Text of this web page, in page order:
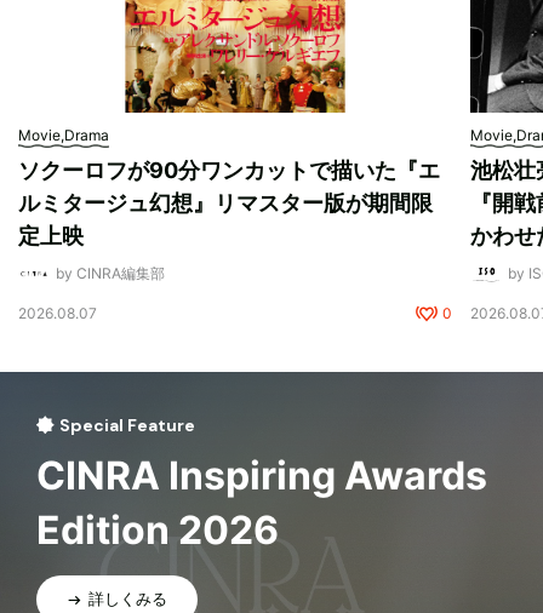
Movie,Drama
ソクーロフが90分ワンカットで描いた『エ
ルミタージュ幻想』リマスター版が期間限
定上映
by CINRA編集部
2026.08.07 0
池松壮
『開
かわせ
by
Special Feature
CINRA Inspiring Awards
Edition 2026
詳しくみる